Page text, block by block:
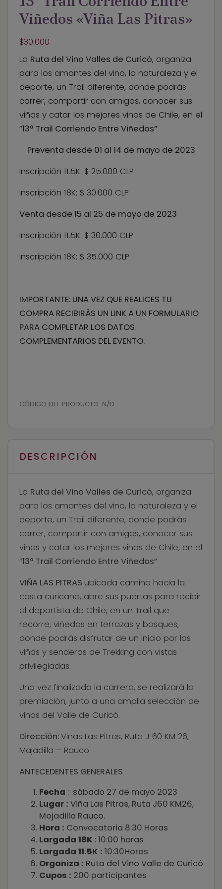
k
Viñedos «Viña Las Pitras»
$30.000
La Ruta del Vino Valles de Curicó, organiza
para los amantes del vino, la naturaleza y el
deporte, un Trail diferente, donde podrás
correr, compartir con amigos, conocer sus
viñas y catar los mejores vinos de Chile, en el
“13° Trail Corriendo Entre Viñedos”
Preventa desde 01 al 14 de mayo de 2023
Inscripción 11.5K: $ 25.000 CLP
Inscripción 18K: $ 30.000 CLP
Venta desde 15 al 25 de mayo de 2023
Inscripción 11.5K: $ 30.000 CLP
Inscripción 18K: $ 35.000 CLP
IMPORTANTE: UNA VEZ QUE REALICES TU
COMPRA RECIBIRÁS UN LINK A UN FORMULARIO
PARA COMPLETAR LOS DATOS
COMPLEMENTARIOS DEL EVENTO.
CÓDIGO DEL PRODUCTO: N/D
DESCRIPCIÓN
La Ruta del Vino Valles de Curicó, organiza
para los amantes del vino, la naturaleza y el
deporte, un Trail diferente, donde podrás
correr, compartir con amigos, conocer sus
viñas y catar los mejores vinos de Chile, en el
“13° Trail Corriendo Entre Viñedos”
VIÑA LAS PITRAS ubicada camino hacia la
costa curicana, abre sus puertas para recibir
al deportista de Chile, en un Trail que
recorre, viñedos en terrazas y bosques,
donde podrás disfrutar de un inicio por las
viñas y senderos de Trekking con vistas
privilegiadas.
Una vez finalizada la carrera, se realizará la
premiación, junto a una amplia selección de
vinos del Valle de Curicó.
Dirección:Viñas Las Pitras, Ruta J 60 KM 26,
Majadilla – Rauco
ANTECEDENTES GENERALES
Fecha : sábado 27 de mayo 2023
Lugar : Viña Las Pitras, Ruta J60 KM26,
Mojadilla Rauco.
Hora : Convocatoria 8:30 Horas
Largada 18K : 10:00 horas
Largada 11.5K : 10:30Horas
Organiza : Ruta del Vino Valle de Curicó
Cupos : 200 participantes